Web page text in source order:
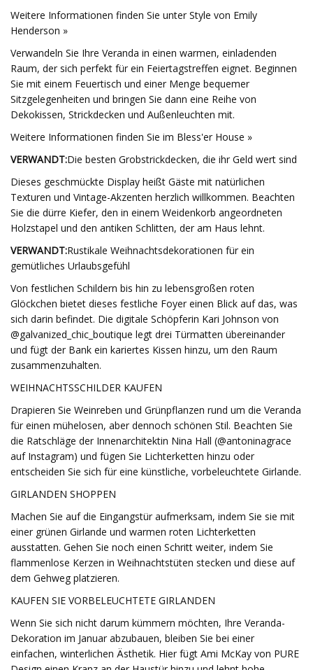
Weitere Informationen finden Sie unter Style von Emily
Henderson »
Verwandeln Sie Ihre Veranda in einen warmen, einladenden
Raum, der sich perfekt für ein Feiertagstreffen eignet. Beginnen
Sie mit einem Feuertisch und einer Menge bequemer
Sitzgelegenheiten und bringen Sie dann eine Reihe von
Dekokissen, Strickdecken und Außenleuchten mit.
Weitere Informationen finden Sie im Bless'er House »
VERWANDT:Die besten Grobstrickdecken, die ihr Geld wert sind
Dieses geschmückte Display heißt Gäste mit natürlichen
Texturen und Vintage-Akzenten herzlich willkommen. Beachten
Sie die dürre Kiefer, den in einem Weidenkorb angeordneten
Holzstapel und den antiken Schlitten, der am Haus lehnt.
VERWANDT:Rustikale Weihnachtsdekorationen für ein
gemütliches Urlaubsgefühl
Von festlichen Schildern bis hin zu lebensgroßen roten
Glöckchen bietet dieses festliche Foyer einen Blick auf das, was
sich darin befindet. Die digitale Schöpferin Kari Johnson von
@galvanized_chic_boutique legt drei Türmatten übereinander
und fügt der Bank ein kariertes Kissen hinzu, um den Raum
zusammenzuhalten.
WEIHNACHTSSCHILDER KAUFEN
Drapieren Sie Weinreben und Grünpflanzen rund um die Veranda
für einen mühelosen, aber dennoch schönen Stil. Beachten Sie
die Ratschläge der Innenarchitektin Nina Hall (@antoninagrace
auf Instagram) und fügen Sie Lichterketten hinzu oder
entscheiden Sie sich für eine künstliche, vorbeleuchtete Girlande.
GIRLANDEN SHOPPEN
Machen Sie auf die Eingangstür aufmerksam, indem Sie sie mit
einer grünen Girlande und warmen roten Lichterketten
ausstatten. Gehen Sie noch einen Schritt weiter, indem Sie
flammenlose Kerzen in Weihnachtstüten stecken und diese auf
dem Gehweg platzieren.
KAUFEN SIE VORBELEUCHTETE GIRLANDEN
Wenn Sie sich nicht darum kümmern möchten, Ihre Veranda-
Dekoration im Januar abzubauen, bleiben Sie bei einer
einfachen, winterlichen Ästhetik. Hier fügt Ami McKay von PURE